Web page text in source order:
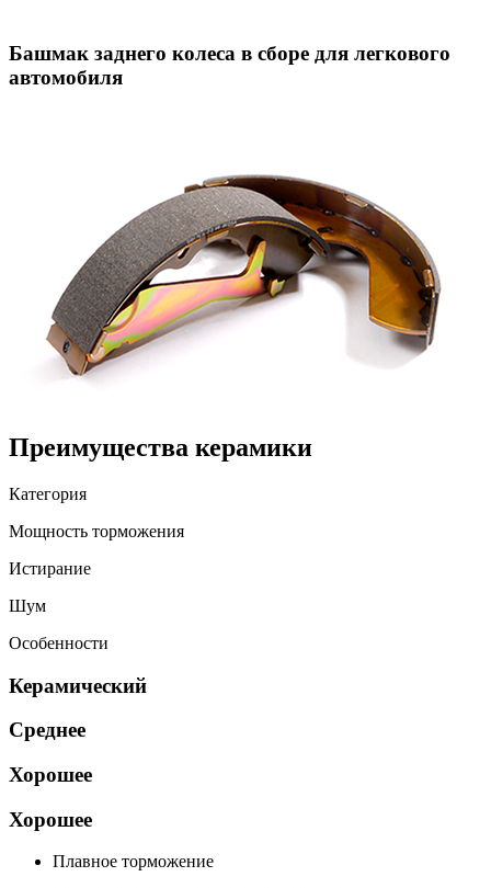
Башмак заднего колеса в сборе для легкового
автомобиля
Преимущества керамики
Категория
Мощность торможения
Истирание
Шум
Особенности
Керамический
Среднее
Хорошее
Хорошее
Плавное торможение